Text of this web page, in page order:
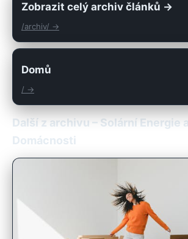
Zobrazit celý archiv článků →
/archiv/ →
Domů
/ →
Další z archivu – Solární Energie a
Domácnosti